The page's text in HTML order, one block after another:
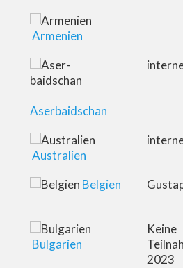
Armenien
Aserbaidschan
Australien
Belgien
Bulgarien
Keine
2023